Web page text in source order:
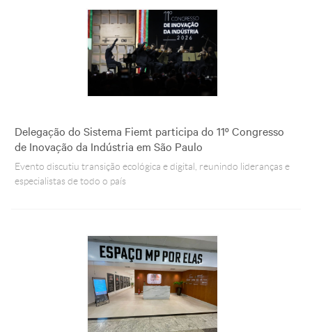
Delegação do Sistema Fiemt participa do 11º Congresso
de Inovação da Indústria em São Paulo
Evento discutiu transição ecológica e digital, reunindo lideranças e
especialistas de todo o país